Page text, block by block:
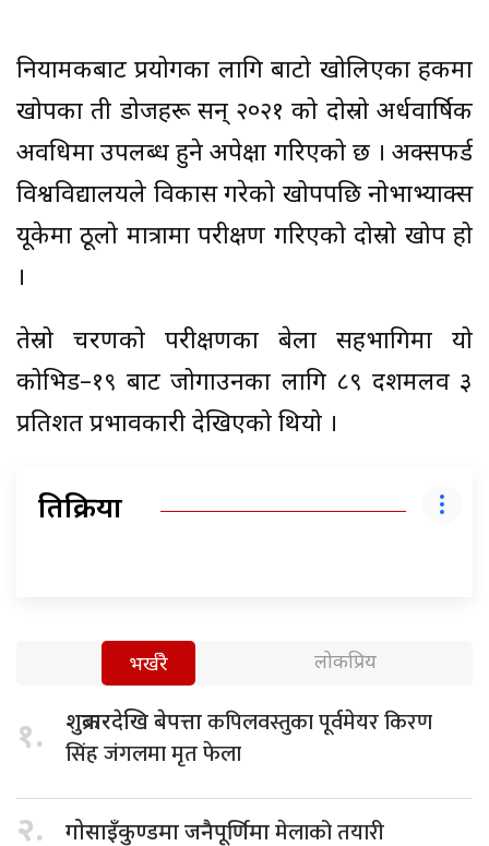
नियामकबाट प्रयोगका लागि बाटो खोलिएका हकमा
खोपका ती डोजहरू सन् २०२१ को दोस्रो अर्धवार्षिक
अवधिमा उपलब्ध हुने अपेक्षा गरिएको छ । अक्सफर्ड
विश्वविद्यालयले विकास गरेको खोपपछि नोभाभ्याक्स
यूकेमा ठूलो मात्रामा परीक्षण गरिएको दोस्रो खोप हो
।
तेस्रो चरणको परीक्षणका बेला सहभागिमा यो
कोभिड–१९ बाट जोगाउनका लागि ८९ दशमलव ३
प्रतिशत प्रभावकारी देखिएको थियो ।
प्रतिक्रिया
भर्खरै लोकप्रिय
१. शुक्रबारदेखि बेपत्ताकपिलवस्तुका पूर्वमेयर किरण
सिंह जंगलमा मृत फेला
२. गोसाइँकुण्डमा जनैपूर्णिमामेलाको तयारी